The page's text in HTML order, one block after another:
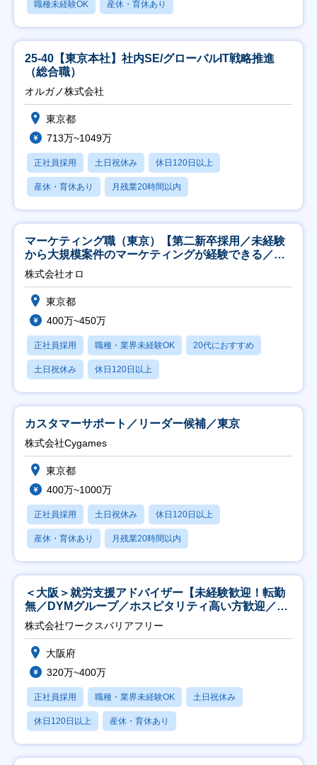
職種未経験OK 産休・育休あり
25-40【東京本社】社内SE/グローバルIT戦略推進
（総合職）
オルガノ株式会社
東京都
713万~1049万
正社員採用 土日祝休み 休日120日以上
産休・育休あり 月残業20時間以内
マーケティング職（東京）【第二新卒採用／未経験
から大規模案件のマーケティングが経験できる／研
修充実】
株式会社オロ
東京都
400万~450万
正社員採用 職種・業界未経験OK 20代におすすめ
土日祝休み 休日120日以上
カスタマーサポート／リーダー候補／東京
株式会社Cygames
東京都
400万~1000万
正社員採用 土日祝休み 休日120日以上
産休・育休あり 月残業20時間以内
＜大阪＞就労支援アドバイザー【未経験歓迎！転勤
無／DYMグループ／ホスピタリティ高い方歓迎／土
日祝】
株式会社ワークスバリアフリー
大阪府
320万~400万
正社員採用 職種・業界未経験OK 土日祝休み
休日120日以上 産休・育休あり